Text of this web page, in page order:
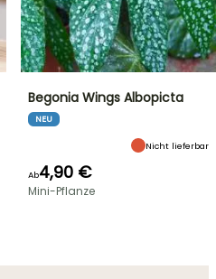
Begonia Wings Albopicta
NEU
Nicht lieferbar
Ab4,90 €
Mini-Pflanze